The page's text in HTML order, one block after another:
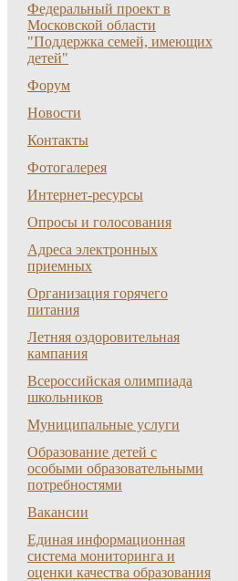
Федеральный проект в
Московской области
"Поддержка семей, имеющих
детей"
Форум
Новости
Контакты
Фотогалерея
Интернет-ресурсы
Опросы и голосования
Адреса электронных
приемных
Организация горячего
питания
Летняя оздоровительная
кампания
Всероссийская олимпиада
школьников
Муниципальные услуги
Образование детей с
особыми образовательными
потребностями
Вакансии
Единая информационная
система мониторинга и
оценки качества образования